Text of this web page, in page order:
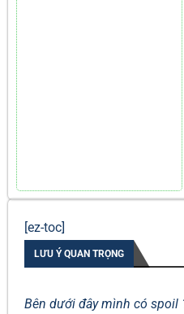
[ez-toc]
LƯU Ý QUAN TRỌNG
Bên dưới đây mình có